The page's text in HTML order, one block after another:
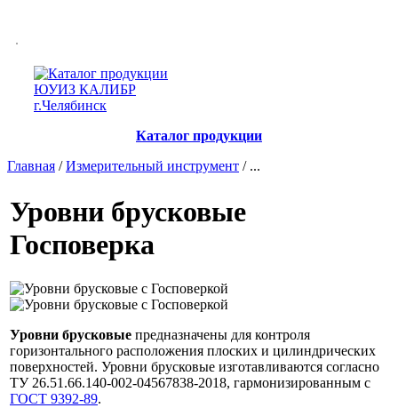
Каталог продукции
Главная /Измерительный инструмент / ...
Уровни брусковые
Госповерка
Уровни брусковые предназначены для контроля
горизонтального расположения плоских и цилиндрических
поверхностей. Уровни брусковые изготавливаются согласно
ТУ 26.51.66.140-002-04567838-2018, гармонизированным с
ГОСТ 9392-89.